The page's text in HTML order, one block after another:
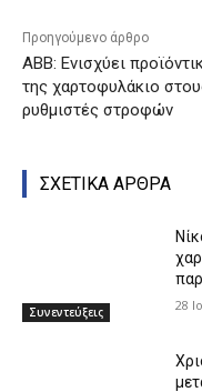
Προηγούμενο άρθρο
ΑΒΒ: Ενισχύει
της χαρτοφυλάκιο
ρυθμιστές στροφών
ΣΧΕΤΙΚΑ ΑΡΘΡΑ
Συνεντεύξεις 28